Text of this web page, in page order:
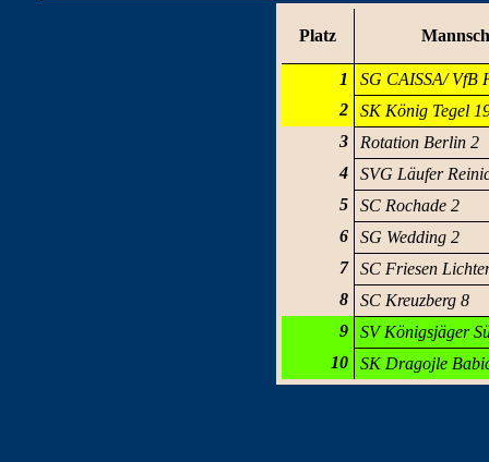
Platz
1
SG CAISSA/ VfB
2
SK König Tegel
3
Rotation Berlin 2
4
SVG Läufer
5
SC Rochade 2
6
SG Wedding 2
7
SC Friesen
8
SC Kreuzberg 8
9
SV Königsjäger
10
SK Dragojle